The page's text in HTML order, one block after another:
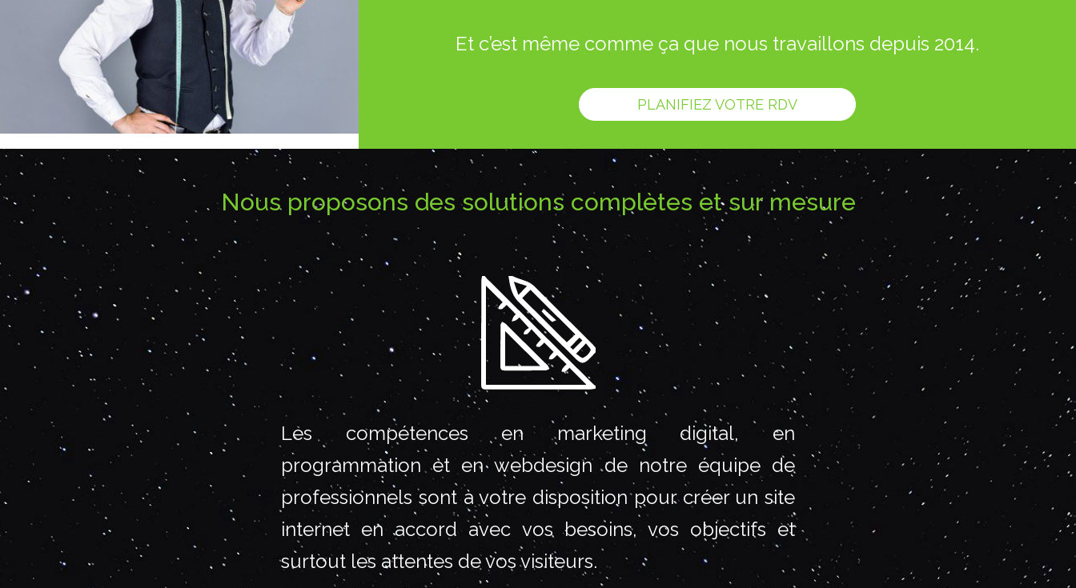
Et c’est même comme ça que nous travaillons depuis 2014.
PLANIFIEZ VOTRE RDV
Nous proposons des solutions complètes et sur mesure
Les compétences en marketing digital, en
programmation et en webdesign de notre équipe de
professionnels sont à votre disposition pour créer un site
internet en accord avec vos besoins, vos objectifs et
surtout les attentes de vos visiteurs.